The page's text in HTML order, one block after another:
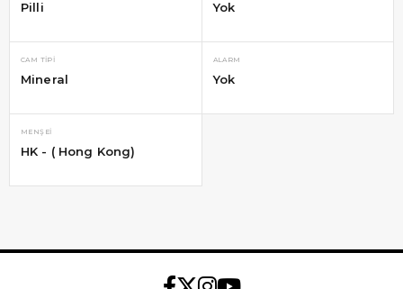
Pilli Yok
CAM TIPI
Mineral
ALARM
Yok
MENŞEI
HK - ( Hong Kong)